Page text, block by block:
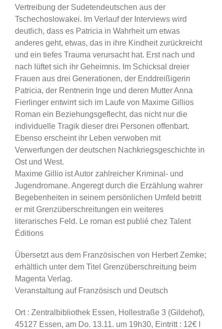
Vertreibung der Sudetendeutschen aus der
Tschechoslowakei. Im Verlauf der Interviews wird
deutlich, dass es Patricia in Wahrheit um etwas
anderes geht, etwas, das in ihre Kindheit zurückreicht
und ein tiefes Trauma verursacht hat. Erst nach und
nach lüftet sich ihr Geheimnis. Im Schicksal dreier
Frauen aus drei Generationen, der Enddreißigerin
Patricia, der Rentnerin Inge und deren Mutter Anna
Fierlinger entwirrt sich im Laufe von Maxime Gillios
Roman ein Beziehungsgeflecht, das nicht nur die
individuelle Tragik dieser drei Personen offenbart.
Ebenso erscheint ihr Leben verwoben mit
Verwerfungen der deutschen Nachkriegsgeschichte in
Ost und West.
Maxime Gillio ist Autor zahlreicher Kriminal- und
Jugendromane. Angeregt durch die Erzählung wahrer
Begebenheiten in seinem persönlichen Umfeld betritt
er mit Grenzüberschreitungen ein weiteres
literarisches Feld. Le roman est publié chez Talent
Éditions
Übersetzt aus dem Französischen von Herbert Zemke;
erhältlich unter dem Titel Grenzüberschreitung beim
Magenta Verlag.
Veranstaltung auf Französisch und Deutsch
Ort : Zentralbibliothek Essen, Hollestraße 3 (Gildehof),
45127 Essen, am Do. 13.11. um 19h30, Eintritt : 12€ l